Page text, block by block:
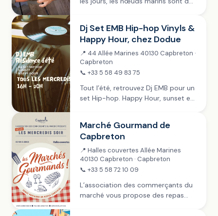
d’un tour dans...
Dj Set EMB Hip-hop Vinyls &
Happy Hour, chez Dodue
📍 44 Allée Marines 40130 Capbreton ·
Capbreton
📞 +33 5 58 49 83 75
Tout l’été, retrouvez Dj EMB pour un
set Hip-hop. Happy Hour, sunset et
Marché Gourmand de
Capbreton
📍 Halles couvertes Allée Marines
40130 Capbreton · Capbreton
📞 +33 5 58 72 10 09
L’association des commerçants du
marché vous propose des repas